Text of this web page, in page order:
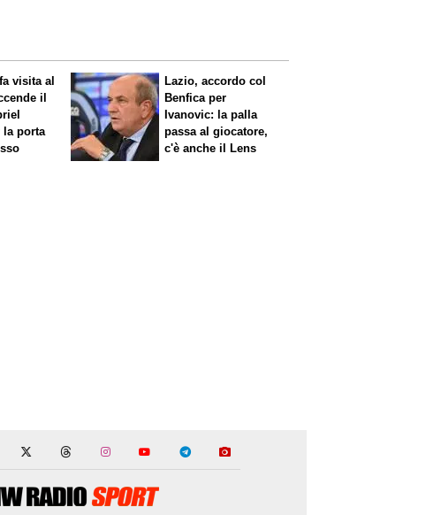
visita al
il
la porta
Lazio, accordo col
Benfica per
Ivanovic: la palla
passa al giocatore,
c'è anche il Lens